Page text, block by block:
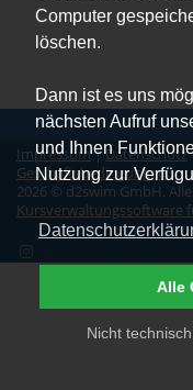
Computer
löschen.
Dann ist es uns
nächsten Aufruf
und Ihnen
Nutzung zur
Nicht
Alle
Impressum|Datenschutz
Geschäftsbedingungen
2026 © d2swim GmbH.
Kursverwaltungssoftware